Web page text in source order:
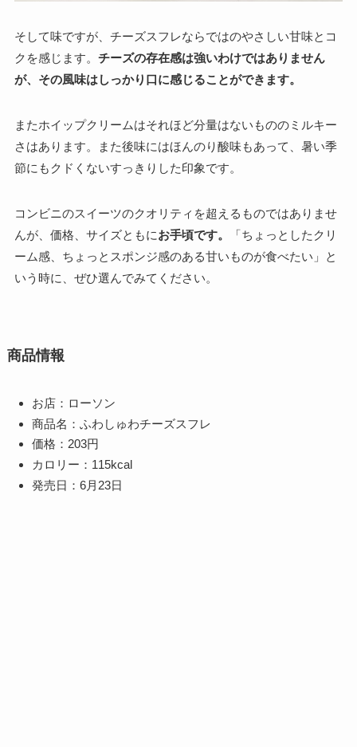
そして味ですが、チーズスフレならではのやさしい甘味とコ
クを感じます。 チーズの存在感は強いわけではありません
が、その風味はしっかり口に感じることができます。
またホイップクリームはそれほど分量はないもののミルキー
さはあります。また後味にはほんのり酸味もあって、暑い季
節にもクドくないすっきりした印象です。
コンビニのスイーツのクオリティを超えるものではありませ
んが、価格、サイズともにお手頃です。
「ちょっとしたクリ
ーム感、ちょっとスポンジ感のある甘いものが食べたい」と
いう時に、ぜひ選んでみてください。
商品情報
お店：ローソン
商品名：ふわしゅわチーズスフレ
価格：203円
カロリー：115kcal
発売日：6月23日